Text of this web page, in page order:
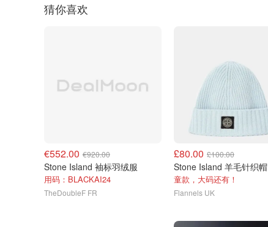
猜你喜欢
€552.00 €920.00
Stone Island 袖标羽绒服
用码：BLACKAI24
TheDoubleF FR
£80.00 £100.00
Stone Island 羊毛针织帽
童款，大码还有！
Flannels UK